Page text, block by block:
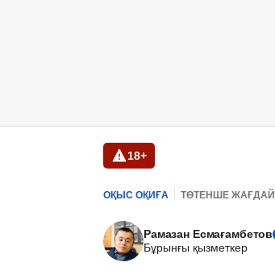
18+
ОҚЫС ОҚИҒА ТӨТЕНШЕ ЖАҒДАЙ
Рамазан Есмағамбетов
Бұрынғы қызметкер